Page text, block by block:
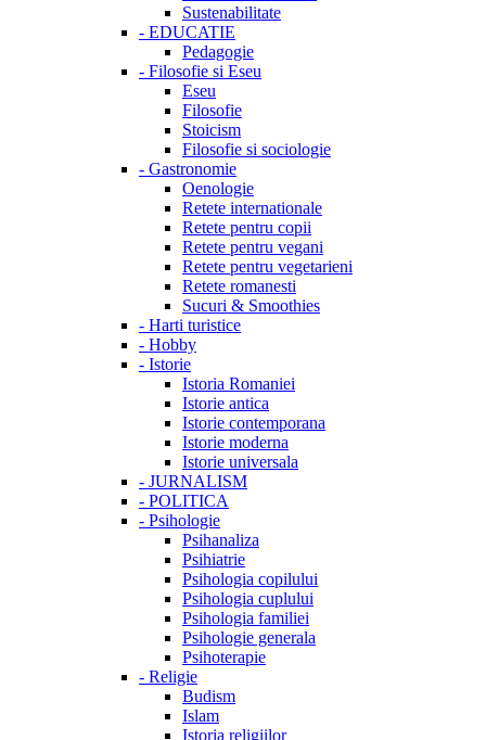
Sustenabilitate
- EDUCATIE
Pedagogie
- Filosofie si Eseu
Eseu
Filosofie
Stoicism
Filosofie si sociologie
- Gastronomie
Oenologie
Retete internationale
Retete pentru copii
Retete pentru vegani
Retete pentru vegetarieni
Retete romanesti
Sucuri & Smoothies
- Harti turistice
- Hobby
- Istorie
Istoria Romaniei
Istorie antica
Istorie contemporana
Istorie moderna
Istorie universala
- JURNALISM
- POLITICA
- Psihologie
Psihanaliza
Psihiatrie
Psihologia copilului
Psihologia cuplului
Psihologia familiei
Psihologie generala
Psihoterapie
- Religie
Budism
Islam
Istoria religiilor